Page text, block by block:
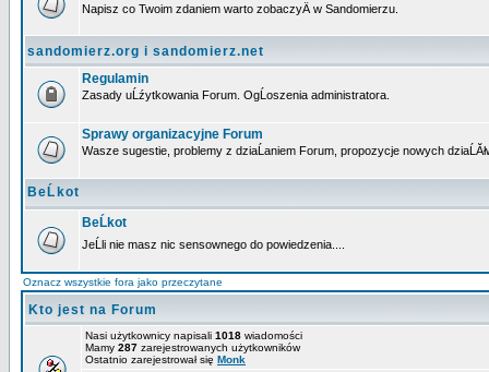
Napisz co Twoim zdaniem warto zobaczyÄ w Sandomierzu.
sandomierz.org i sandomierz.net
Regulamin
Zasady uĹźytkowania Forum. OgĹoszenia administratora.
Sprawy organizacyjne Forum
Wasze sugestie, problemy z dziaĹaniem Forum, propozycje nowych
BeĹkot
BeĹkot
JeĹli nie masz nic sensownego do powiedzenia....
Oznacz wszystkie fora jako przeczytane
Kto jest na Forum
Nasi użytkownicy napisali 1018 wiadomości
Mamy 287 zarejestrowanych użytkowników
Ostatnio zarejestrował się Monk